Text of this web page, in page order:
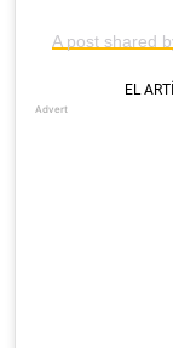
A post shared